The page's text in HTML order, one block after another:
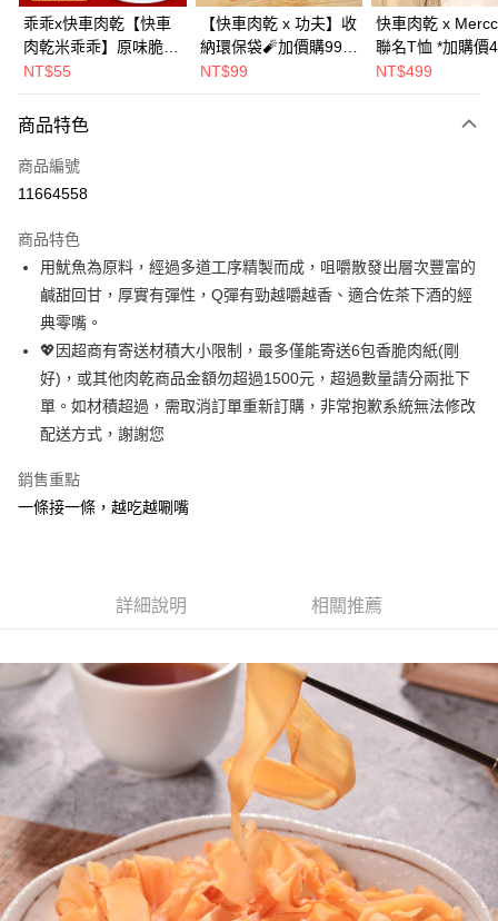
悠遊付
Google Pay
AFTEE先享後付
相關說明
【關於「AFTEE先享後付」】
便利好安心！
１．簡單：不需註冊會員、不需綁卡、不需儲值。
２．便利：只要手機號碼，簡訊認證，即可結帳。
３．安心：先確認商品／服務後，再付款。
【「AFTEE先享後付」結帳流程】
１．於結帳方式選擇「AFTEE先享後付」後，將跳轉至「AFTEE先享後付」
結帳頁面，進行簡訊認證並確認金額後，即可完成結帳。
２．訂單成立數日內，您將收到繳費通知簡訊。
３．收到繳費通知簡訊後14天內，點擊此簡訊中的連結，可透過四大超商／
ATM／網路銀行／等多元方式進行付款，方視為交易完成。
購買商品的店家。未經商家同意取消之訂單仍視為有效，需透過AFTEE先享
後付繳納相關費用。
※ 交易是否成功請以「AFTEE先享後付 」之結帳頁面顯示為準，若有關於
１．透過由恩沛科技股份有限公司提供之「AFTEE先享後付」服務完成之交
２．關於個人資料處理事宜，請瀏覽以下網址：
https://aftee.tw/terms/#terms3
３．未成年的使用者請事先徵得法定代理人或監護人之同意方可使用
「AFTEE先享後付」，若未經同意申辦者引起之損失，本公司不負相關責
４．使用「AFTEE先享後付」時，將依據個別帳號之用戶狀況，依本公司即
時審查核予不同之上限額度；若仍有額度不足之情形，本公司將視審查結果
請求用戶進行身份認證。
５．嚴禁一人註冊多個帳號或使用他人資訊註冊。若發現惡意使用之情形，
恩沛科技股份有限公司將有權停止該用戶之使用額度並採取法律行動。
ATM付款
運送方式
全家超商取貨
每筆NT$70，滿NT$500(含以上)免運費
付款後全家取貨
每筆NT$70，滿NT$500(含以上)免運費
萊爾富取貨
每筆NT$70，滿NT$800(含以上)免運費
付款後萊爾富取貨
每筆NT$70，滿NT$800(含以上)免運費
每筆NT$70，滿NT$800(含以上)免運費
台灣本島宅配
每筆NT$200，滿NT$3,000(含以上)免運費
離島宅配
每筆NT$350，滿NT$4,000(含以上)免運費
國際配送【單包選購】【包郵組加購】 查看運費
新加坡 / 馬來西亞 - Goodmaji好馬吉物流【單包選購】最 查看運費
乖乖x快車肉乾【快車
肉乾米乖乖】原味脆紙
口味-零嘴界雙霸王首
銷補貨到！★
NT$55
【快車肉乾 x 功夫】收
納環保袋🧨加價購99元
(原價199元)
NT$99
快車肉乾 x
聯名T恤 *加購價
NT$499
商品特色
商品編號
11664558
商品特色
用魷魚為原料，經過多道工序精製而成，咀嚼散發出層次豐富的
鹹甜回甘，厚實有彈性，Q彈有勁越嚼越香、適合佐茶下酒的經
典零嘴。
💖因超商有寄送材積大小限制，最多僅能寄送6包香脆肉紙(剛
好)，或其他肉乾商品金額勿超過1500元，超過數量請分兩批下
單。如材積超過，需取消訂單重新訂購，非常抱歉系統無法修改
配送方式，謝謝您
銷售重點
一條接一條，越吃越唰嘴
詳細說明 相關推薦